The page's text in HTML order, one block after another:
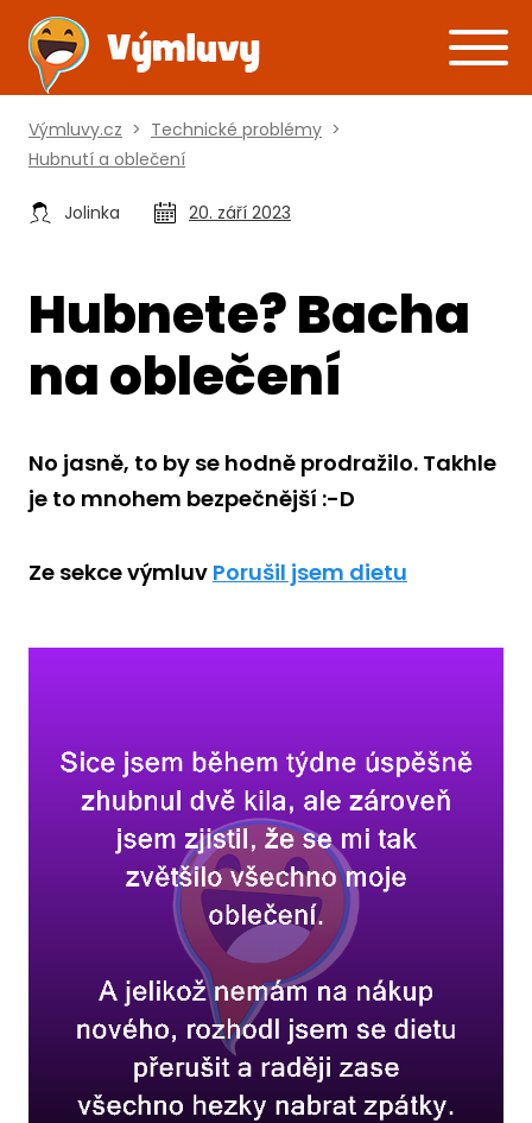
Výmluvy.cz > Technické problémy >
Hubnutí a oblečení
Jolinka 20. září 2023
Hubnete? Bacha
na oblečení
No jasně, to by se hodně prodražilo. Takhle
je to mnohem bezpečnější :-D
Ze sekce výmluv Porušil jsem dietu